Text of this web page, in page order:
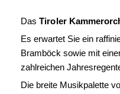
DasTiroler
Eserwartet Sie ein
Bramböck sowie mit
zahlreichenJahresregent
Die breite M usikpalette v